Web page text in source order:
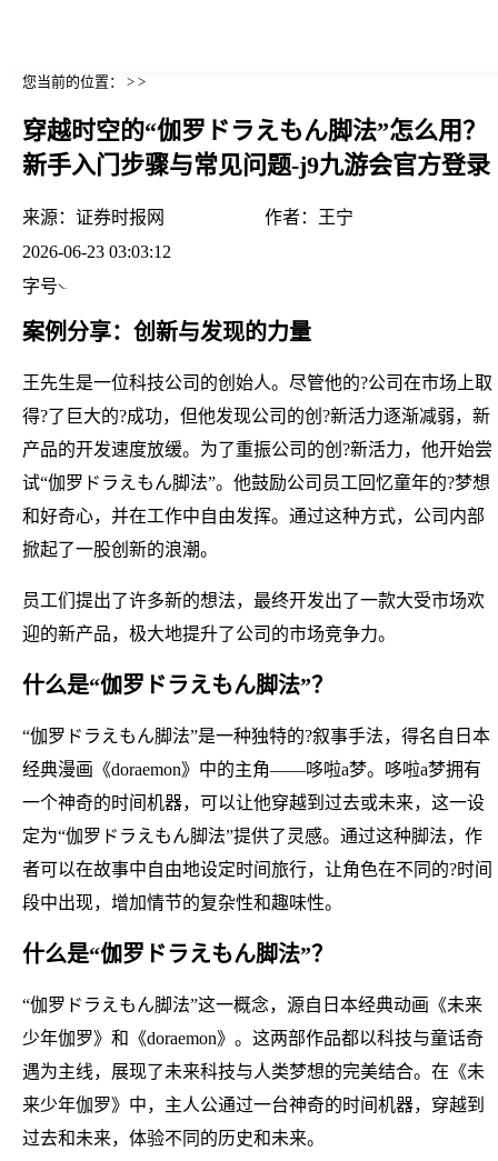
您当前的位置： > >
穿越时空的“伽罗ドラえもん脚法”怎么用？
新手入门步骤与常见问题-j9九游会官方登录
来源： 证券时报网 作者：
王宁
2026-06-23 03:03:12
字号
案例分享：创新与发现的力量
王先生是一位科技公司的创始人。尽管他的?公司在市场上取
得?了巨大的?成功，但他发现公司的创?新活力逐渐减弱，新
产品的开发速度放缓。为了重振公司的创?新活力，他开始尝
试“伽罗ドラえもん脚法”。他鼓励公司员工回忆童年的?梦想
和好奇心，并在工作中自由发挥。通过这种方式，公司内部
掀起了一股创新的浪潮。
员工们提出了许多新的想法，最终开发出了一款大受市场欢
迎的新产品，极大地提升了公司的市场竞争力。
什么是“伽罗ドラえもん脚法”？
“伽罗ドラえもん脚法”是一种独特的?叙事手法，得名自日本
经典漫画《doraemon》中的主角——哆啦a梦。哆啦a梦拥有
一个神奇的时间机器，可以让他穿越到过去或未来，这一设
定为“伽罗ドラえもん脚法”提供了灵感。通过这种脚法，作
者可以在故事中自由地设定时间旅行，让角色在不同的?时间
段中出现，增加情节的复杂性和趣味性。
什么是“伽罗ドラえもん脚法”？
“伽罗ドラえもん脚法”这一概念，源自日本经典动画《未来
少年伽罗》和《doraemon》。这两部作品都以科技与童话奇
遇为主线，展现了未来科技与人类梦想的完美结合。在《未
来少年伽罗》中，主人公通过一台神奇的时间机器，穿越到
过去和未来，体验不同的历史和未来。